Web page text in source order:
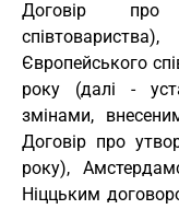
Договір про
Європейського
року (далі -
змінами,
Договір про
року),
Ніццьким